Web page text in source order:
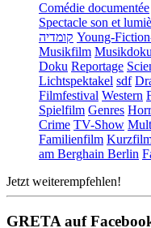
Comédie documentée
Spectacle son et
קומדיה Young-
Musikfilm
Doku Reportage
Lichtspektakel sdf
Filmfestival Western
Spielfilm Genres
Crime TV-Show
Familienfilm
am Berghain Berlin
Jetzt weiterempfehlen!
GRETA auf